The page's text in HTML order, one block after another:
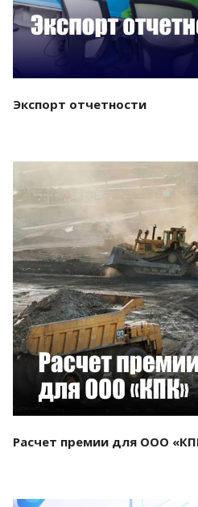
Экспорт отчетности
Смотреть
Расчет премии для ООО